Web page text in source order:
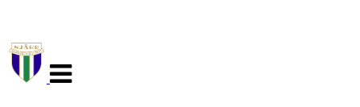
navigasjon